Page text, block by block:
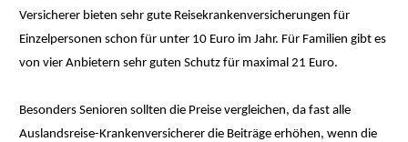
Versicherer bieten sehr gute Reisekrankenversicherungen für
Einzelpersonen schon für unter 10 Euro im Jahr. Für Familien gibt es
von vier Anbietern sehr guten Schutz für maximal 21 Euro.
Besonders Senioren sollten die Preise vergleichen, da fast alle
Auslandsreise-Krankenversicherer die Beiträge erhöhen, wenn die